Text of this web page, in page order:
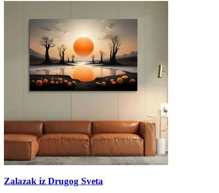
Zalazak iz Drugog Sveta